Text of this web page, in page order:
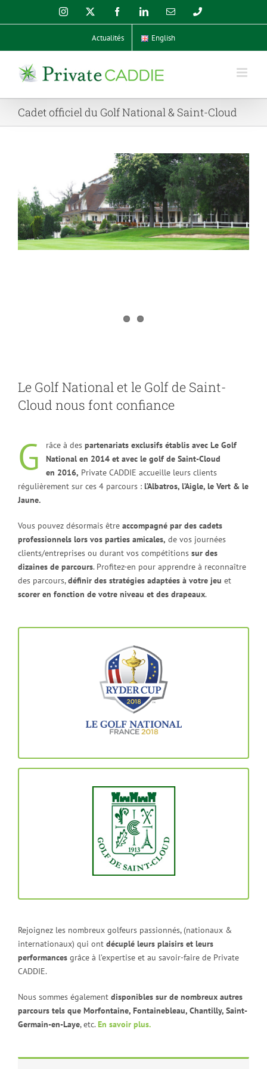
Instagram FacebookLinkedInEmail Phone
Actualités English
Cadet officiel du Golf National & Saint-Cloud
Le Golf National et le Golf de Saint-
Cloud nous font confiance
G râce à des partenariats exclusifs établis avec Le Golf
National en 2014 et avec le golf de Saint-Cloud
en 2016, Private CADDIE accueille leurs clients
régulièrement sur ces 4 parcours : l’Albatros, l’Aigle, le Vert & le
Jaune.
Vous pouvez désormais être accompagné par des cadets
professionnels lors vos parties amicales, de vos journées
clients/entreprises ou durant vos compétitions sur des
dizaines de parcours. Profitez-en pour apprendre à reconnaître
des parcours,définir des stratégies adaptées à votre jeu et
scorer en fonction de votre niveau et des drapeaux.
Service de cadets professionnels
disponible sur réservation
Parcours de l’Albatros
Parcours de l’Aigle
RÉSERVEZ MAINTENANT
Service de cadets professionnels
disponible sur réservation
Parcours Vert
Parcours Jaune
RENSEIGNEZ-VOUS
Rejoignez les nombreux golfeurs passionnés, (nationaux &
internationaux) qui ont décuplé leurs plaisirs et leurs
performances grâce à l’expertise et au savoir-faire de Private
CADDIE.
Nous sommes également disponibles sur de nombreux autres
parcours tels que Morfontaine, Fontainebleau, Chantilly, Saint-
Germain-en-Laye, etc.En savoir plus.